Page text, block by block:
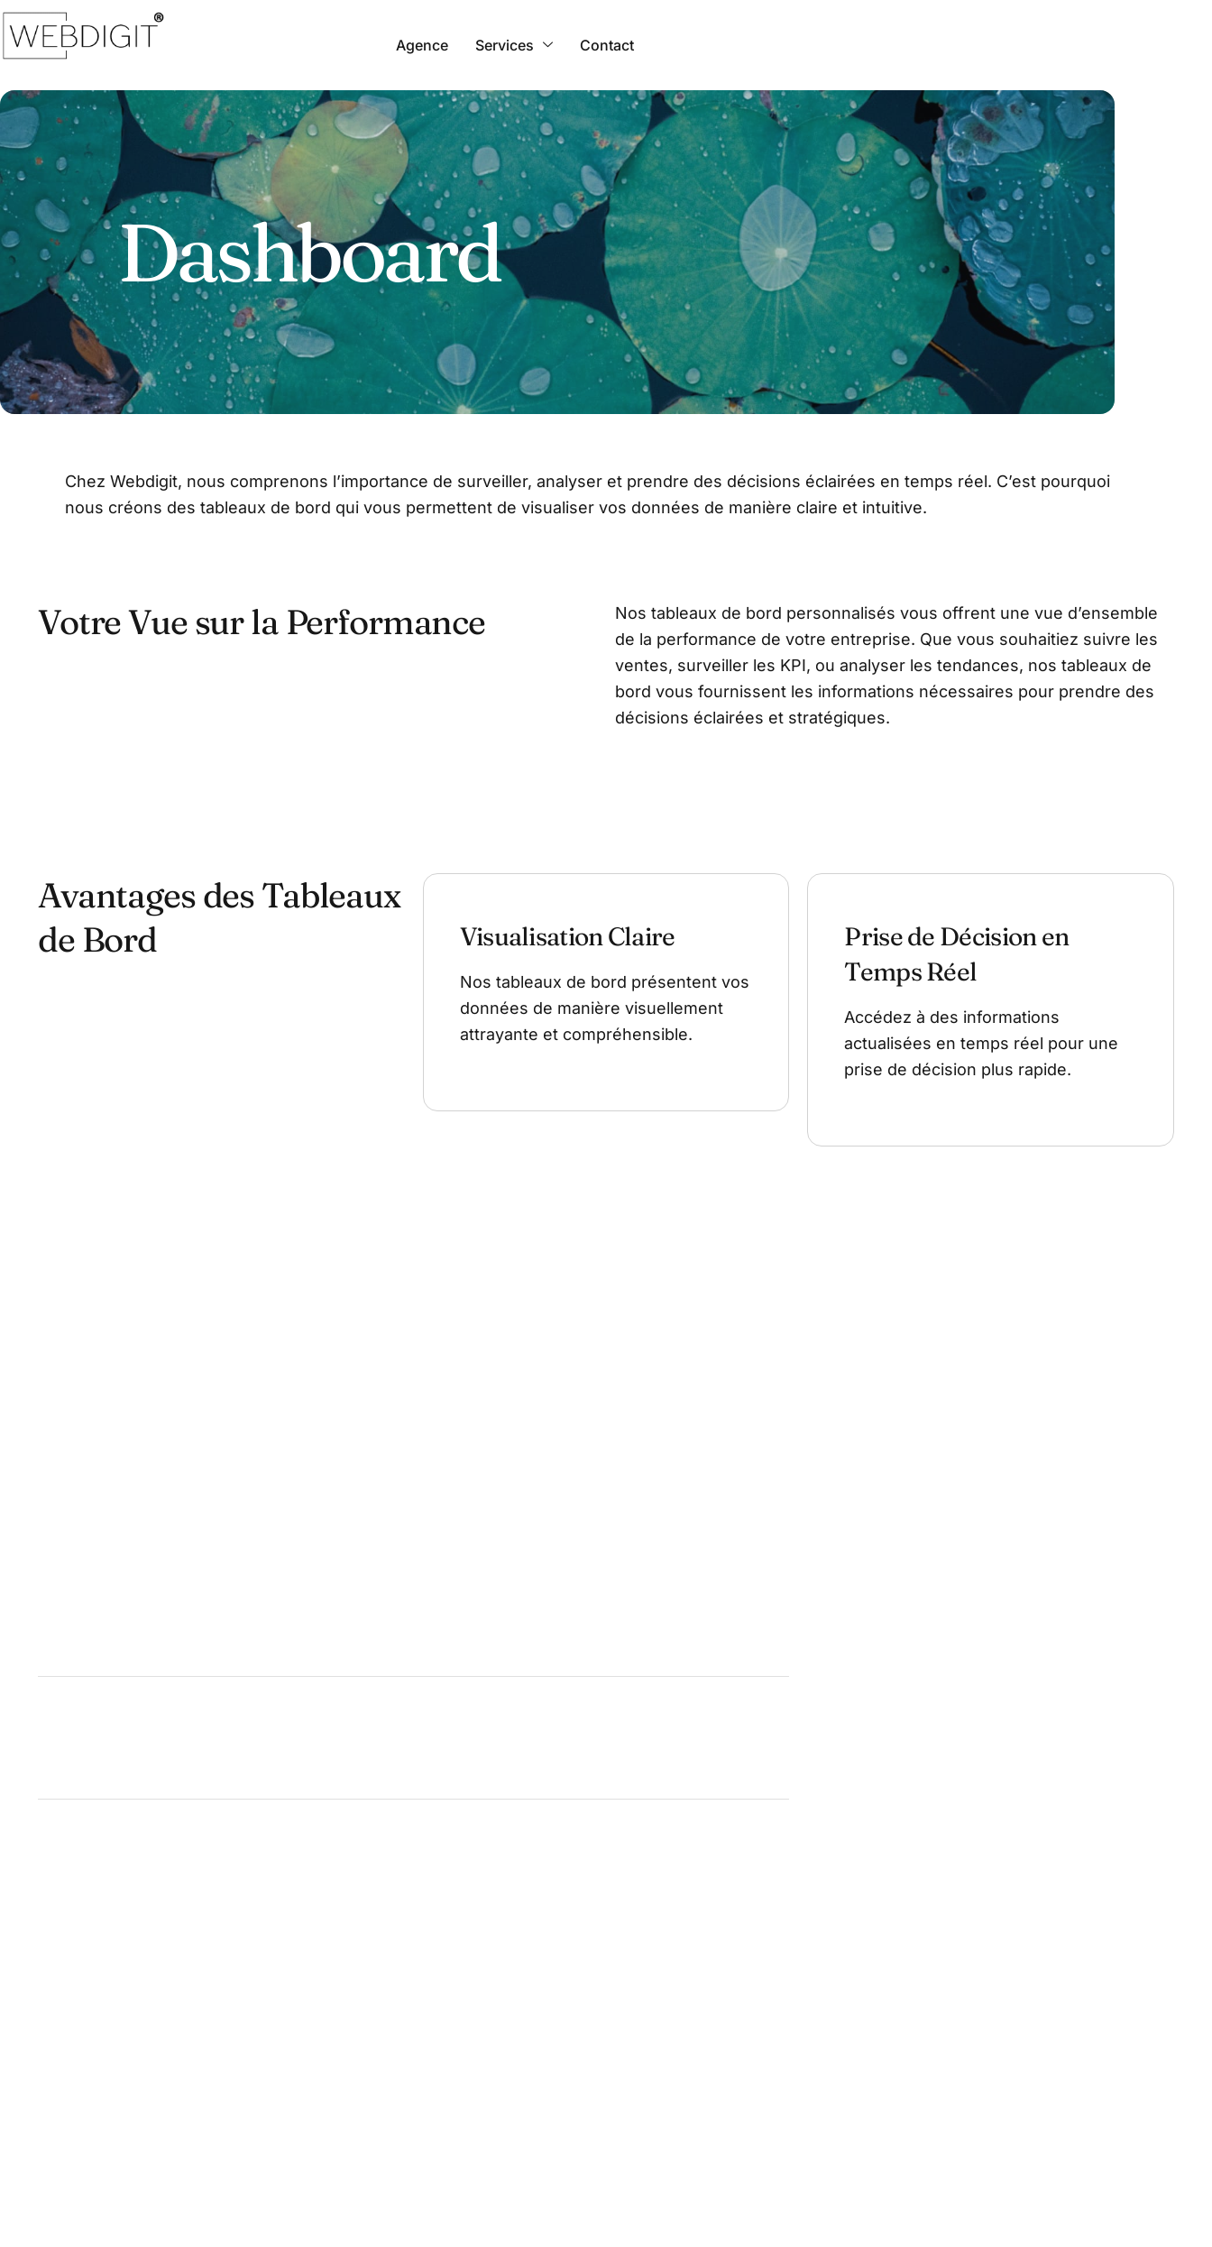
Agence Services Contact
Dashboard
Chez Webdigit, nous comprenons l’importance de surveiller, analyser et prendre des décisions éclairées en temps réel. C’est pourquoi
nous créons des tableaux de bord qui vous permettent de visualiser vos données de manière claire et intuitive.
Votre Vue sur la Performance
Nos tableaux de bord personnalisés vous offrent une vue d’ensemble
de la performance de votre entreprise. Que vous souhaitiez suivre les
ventes, surveiller les KPI, ou analyser les tendances, nos tableaux de
bord vous fournissent les informations nécessaires pour prendre des
décisions éclairées et stratégiques.
Avantages des Tableaux
de Bord
Visualisation Claire
Nos tableaux de bord présentent vos
données de manière visuellement
attrayante et compréhensible.
Prise de Décision en
Temps Réel
Accédez à des informations
actualisées en temps réel pour une
prise de décision plus rapide.